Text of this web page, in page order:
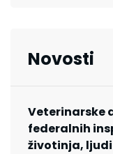
Novosti
Veterinarske
federalnih
životinja,